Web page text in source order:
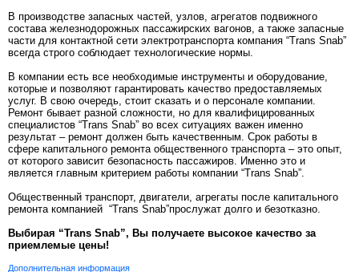
В производстве запасных частей, узлов, агрегатов подвижного
состава железнодорожных пассажирских вагонов, а также запасные
части для контактной сети электротранспорта компания “Trans Snab”
всегда строго соблюдает технологические нормы.
В компании есть все необходимые инструменты и оборудование,
которые и позволяют гарантировать качество предоставляемых
услуг. В свою очередь, стоит сказать и о персонале компании.
Ремонт бывает разной сложности, но для квалифицированных
специалистов “Trans Snab” во всех ситуациях важен именно
результат – ремонт должен быть качественным. Срок работы в
сфере капитального ремонта общественного транспорта – это опыт,
от которого зависит безопасность пассажиров. Именно это и
является главным критерием работы компании “Trans Snab”.
Общественный транспорт, двигатели, агрегаты после капитального
ремонта компанией “Trans Snab”прослужат долго и безотказно.
Выбирая “Trans Snab”, Вы получаете высокое качество за
приемлемые цены!
Дополнительная информация